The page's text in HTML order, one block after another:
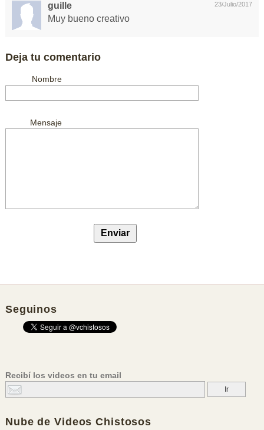
23/Julio/2017
guille
Muy bueno creativo
Deja tu comentario
Nombre
Mensaje
Seguinos
Recibí los videos en tu email
Nube deVideos Chistosos